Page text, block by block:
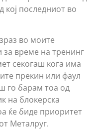
кој последниот во
во моите
време на тренинг
секогаш кога има
прекин или фаул
го барам тоа од
на блокерска
ќе биде приоритет
Металруг.